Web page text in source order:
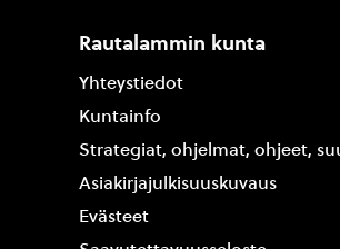
Rautalammin kunta
Yhteystiedot
Kuntainfo
Strategiat, ohjelmat, ohjeet,
Asiakirjajulkisuuskuvaus
Evästeet